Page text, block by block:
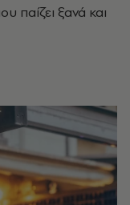
παίζει ξανά και